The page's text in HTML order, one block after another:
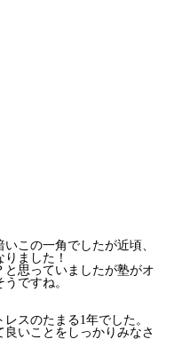
この一角でしたが近頃、
ました！
思っていましたが塾がオ
ですね。
スのたまる1年でした。
いことをしっかりみなさ